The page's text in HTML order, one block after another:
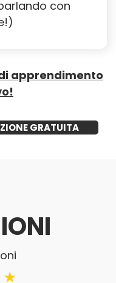
con
apprendimento
GRATUITA